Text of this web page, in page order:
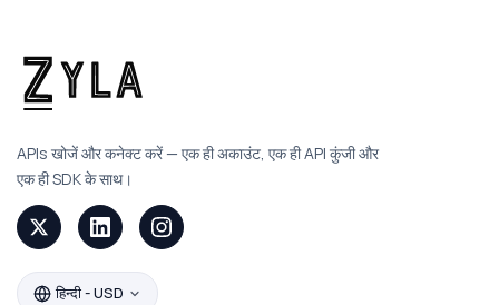
APIs खोजें और कनेक्ट करें — एक ही अकाउंट, एक ही API कुंजी और
एक ही SDK के साथ।
हिन्दी - USD